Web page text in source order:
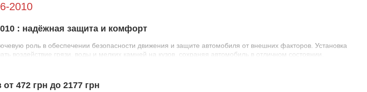
2010
: надёжная защита и комфорт
роль в обеспечении безопасности движения и защите автомобиля от внешних факторов. Установка
воздействие грязи, воды и мелких камней на кузов, сохраняя автомобиль в отличном состоянии.
472 грн до 2177 грн